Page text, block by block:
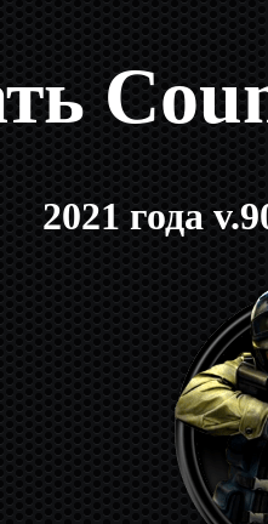
2021 года